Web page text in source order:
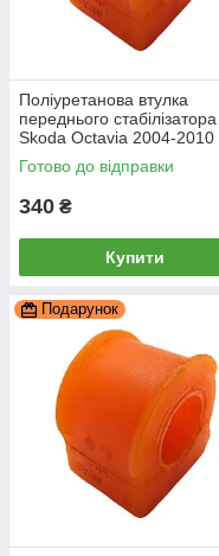
Поліуретанова втулка
переднього стабілізатора
Skoda Octavia 2004-2010
21мм, PP-0057P
Готово до відправки
340 ₴
Купити
Подарунок